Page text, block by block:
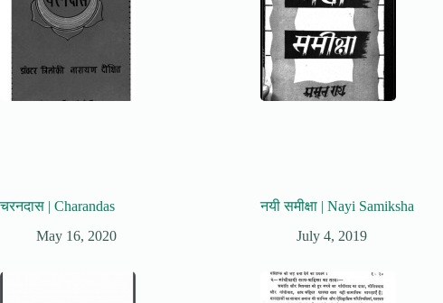
चरनदास | Charandas
May 16, 2020
नयी समीक्षा | Nayi Samiksha
July 4, 2019